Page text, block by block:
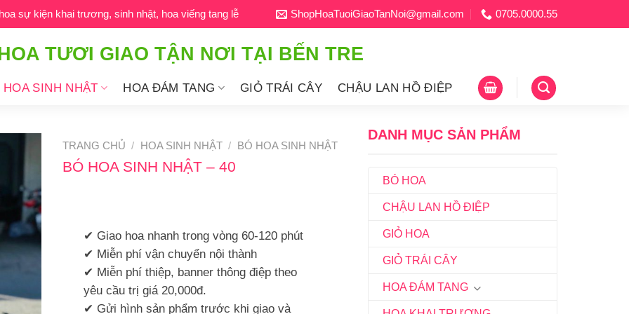
sự kiện khai trương, sinh nhật, hoa viếng tang lễ ShopHoaTuoiGiaoTanNoi@gmail.com 0705.0000.55
TƯƠI GIAO TẬN NƠI TẠI BẾN TRE
HOA SINH NHẬT HOA ĐÁM TANG GIỎ TRÁI CÂY CHẬU LAN HỒ ĐIỆP
DANH MỤC SẢN PHẨM
BÓ HOA
CHẬU LAN HỒ ĐIỆP
GIỎ HOA
GIỎ TRÁI CÂY
HOA ĐÁM TANG
TRANG CHỦ / HOA SINH NHẬT / BÓ HOA SINH NHẬT
BÓ HOA SINH NHẬT – 40
✔ Giao hoa nhanh trong vòng 60-120 phút
✔ Miễn phí vận chuyển nội thành
✔ Miễn phí thiệp, banner thông điệp theo
yêu cầu trị giá 20,000đ.
✔ Gửi hình sản phẩm trước khi giao và